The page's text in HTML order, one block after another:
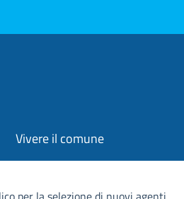
Vivere il comune